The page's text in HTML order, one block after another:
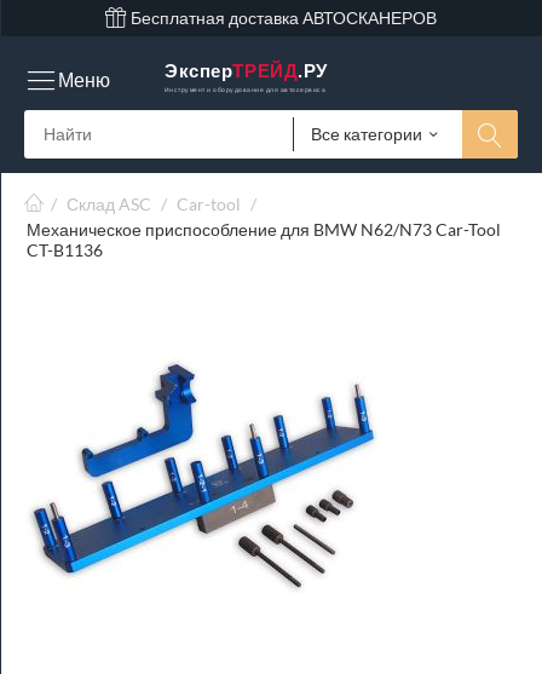
Бесплатная доставка АВТОСКАНЕРОВ
ЭксперТРЕЙД.РУ
Инструмент и оборудование для автосервиса
Все категории
Меню
/ Склад ASC / Car-tool /
Механическое приспособление для BMW N62/N73 Car-Tool
CT-B1136